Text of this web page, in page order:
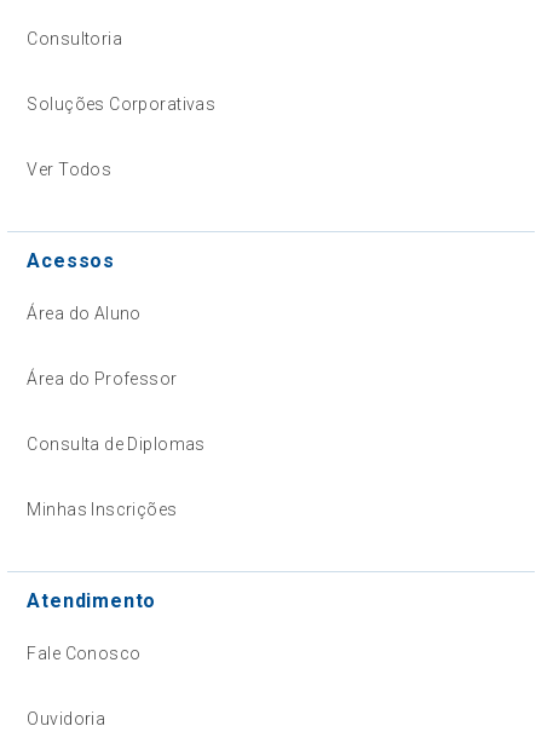
Consultoria
Soluções Corporativas
Ver Todos
Acessos
Área do Aluno
Área do Professor
Consulta de Diplomas
Minhas Inscrições
Atendimento
Fale Conosco
Ouvidoria